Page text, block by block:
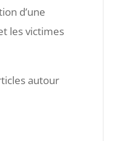
d’une
les victimes
autour